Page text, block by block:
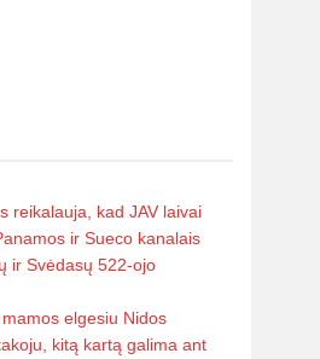
reikalauja, kad JAV laivai
ir Sueco kanalais
ir Svėdasų 522-ojo
elgesiu Nidos
kitą kartą galima ant